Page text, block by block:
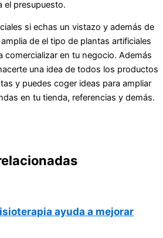
el presupuesto.
si echas un vistazo y además de
de el tipo de plantas artificiales
comercializar en tu negocio. Además
una idea de todos los productos
y puedes coger ideas para ampliar
en tu tienda, referencias y demás.
ayuda a mejorar